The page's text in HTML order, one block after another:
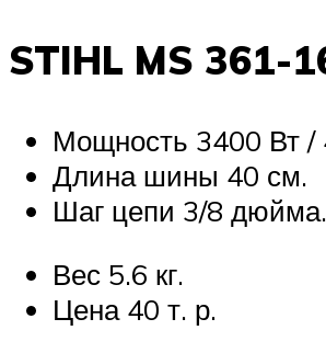
STIHL MS 361-
Мощность 3400 Вт /
Длина шины 40 см.
Шаг цепи 3/8 дюйма.
Вес 5.6 кг.
Цена 40 т. р.